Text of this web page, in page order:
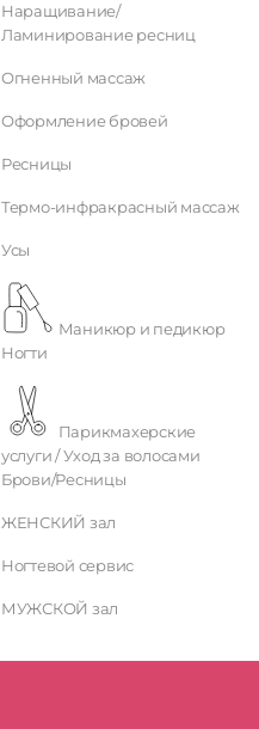
Наращивание/
Ламинирование ресниц
Огненный массаж
Оформление бровей
Ресницы
Термо-инфракрасный массаж
Усы
Маникюр и педикюр
Ногти
услуги / Уход за волосами
Брови/Ресницы
ЖЕНСКИЙ зал
Ногтевой сервис
МУЖСКОЙ зал